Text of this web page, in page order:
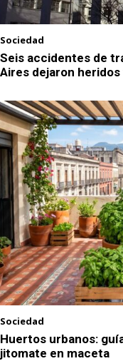
Sociedad
Seis accidentes de
Aires dejaron
Sociedad
Huertos urbanos:
jitomate en maceta